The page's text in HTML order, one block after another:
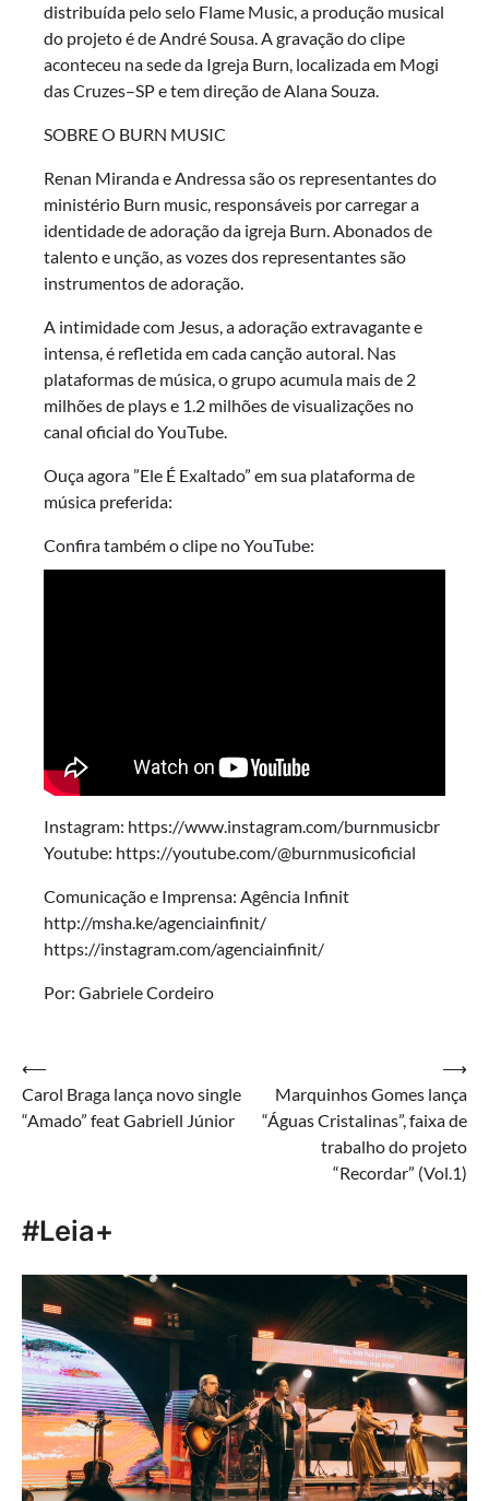
distribuída pelo selo Flame Music, a produção musical
do projeto é de André Sousa. A gravação do clipe
aconteceu na sede da Igreja Burn, localizada em Mogi
das Cruzes–SP e tem direção de Alana Souza.
SOBRE O BURN MUSIC
Renan Miranda e Andressa são os representantes do
ministério Burn music, responsáveis por carregar a
identidade de adoração da igreja Burn. Abonados de
talento e unção, as vozes dos representantes são
instrumentos de adoração.
A intimidade com Jesus, a adoração extravagante e
intensa, é refletida em cada canção autoral. Nas
plataformas de música, o grupo acumula mais de 2
milhões de plays e 1.2 milhões de visualizações no
canal oficial do YouTube.
Ouça agora ”Ele É Exaltado” em sua plataforma de
música preferida:
Confira também o clipe no YouTube:
Instagram: https://www.instagram.com/burnmusicbr
Youtube: https://youtube.com/@burnmusicoficial
Comunicação e Imprensa: Agência Infinit
http://msha.ke/agenciainfinit/
https://instagram.com/agenciainfinit/
Por: Gabriele Cordeiro
Navegação
de
⟵
Carol Braga lança novo single
“Amado” feat Gabriell Júnior
Marquinhos Gomes lança
“Águas Cristalinas”, faixa de
trabalho do projeto
“Recordar” (Vol.1)
⟶
#Leia+